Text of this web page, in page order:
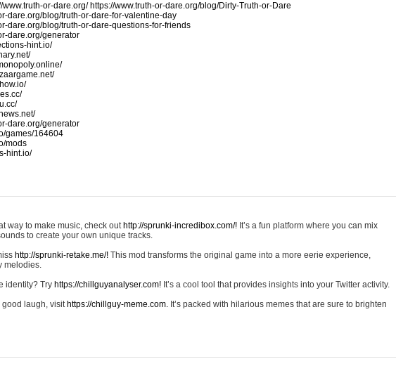
www.truth-or-dare.org/ https://www.truth-or-dare.org/blog/Dirty-Truth-or-Dare
dare.org/blog/truth-or-dare-for-valentine-day
dare.org/blog/truth-or-dare-questions-for-friends
dare.org/generator
hint.io/
dare.org/generator
games/164604
mods
hint.io/
way to make music, check out http://sprunki-incredibox.com/! It’s a fun platform where you can mix
to create your own unique tracks.
http://sprunki-retake.me/! This mod transforms the original game into a more eerie experience,
melodies.
identity? Try https://chillguyanalyser.com! It’s a cool tool that provides insights into your Twitter activity.
good laugh, visit https://chillguy-meme.com. It’s packed with hilarious memes that are sure to brighten